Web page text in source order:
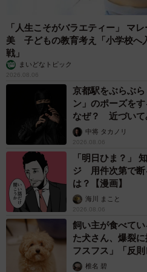
「人生こそがバラエティー」 マ
美 子どもの教育考え「小学校へ
戦」
まいどなトピック
2026.08.06
京都駅をぶらぶ
ン」のポーズを
なぜ？ 近づい
未熟」中将 タカノリ
2026.08.06
「明日ひま？」
ジ 用件次第で断
は？【漫画】
海川 まこと
2026.08.06
飼い主が食べて
た犬さん、爆裂
フスフス」「反則
椎名 碧